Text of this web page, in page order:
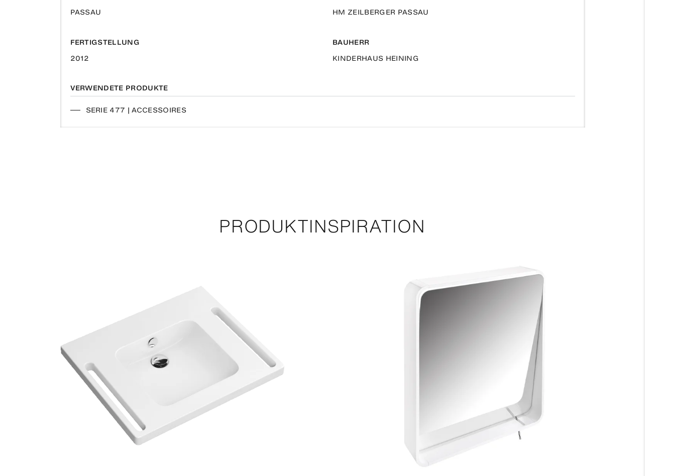
PASSAU
HM ZEILBERGER PASSAU
FERTIGSTELLUNG
2012
BAUHERR
KINDERHAUS HEINING
VERWENDETE PRODUKTE
SERIE 477 | ACCESSOIRES
PRODUKTINSPIRATION